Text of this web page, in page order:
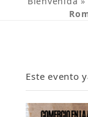
Este evento